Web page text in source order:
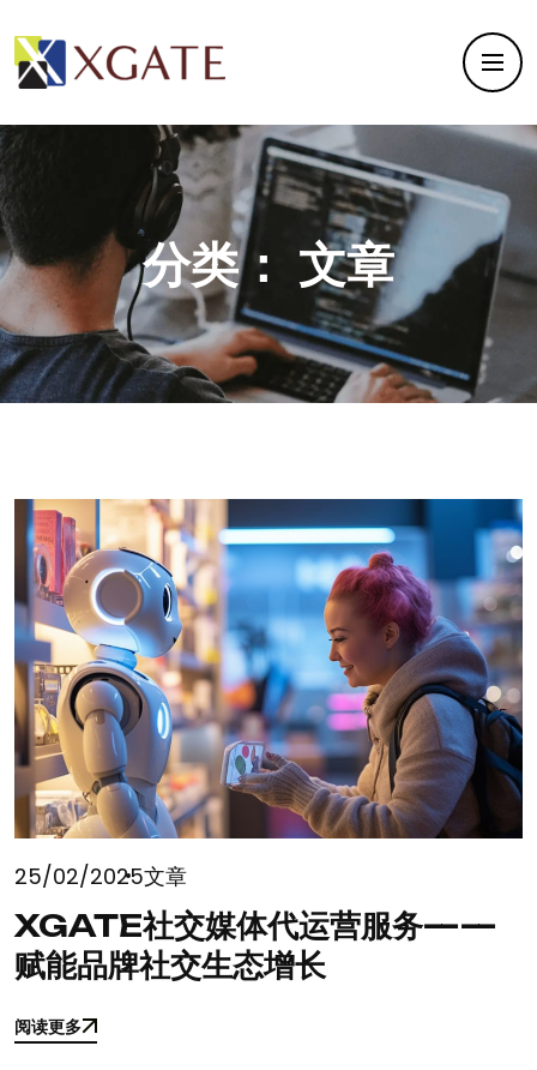
分类： 文章
25/02/2025文章
XGATE社交媒体代运营服务——
赋能品牌社交生态增长
阅读更多
阅读更多